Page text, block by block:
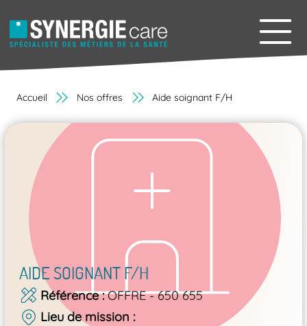
Accueil Nos offres Aide soignant F/H
AIDE SOIGNANT F/H
Référence OFFRE - 650 655
Lieu de mission